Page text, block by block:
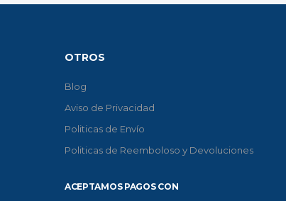
OTROS
Blog
Aviso de Privacidad
Politicas de Envío
Politicas de Reemboloso y Devoluciones
ACEPTAMOS PAGOS CON